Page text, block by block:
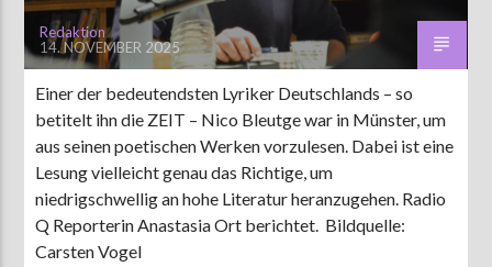
Redaktion
14. NOVEMBER 2025
Einer der bedeutendsten Lyriker Deutschlands – so
betitelt ihn die ZEIT – Nico Bleutge war in Münster, um
aus seinen poetischen Werken vorzulesen. Dabei ist eine
Lesung vielleicht genau das Richtige, um
niedrigschwellig an hohe Literatur heranzugehen. Radio
Q Reporterin Anastasia Ort berichtet. Bildquelle:
Carsten Vogel